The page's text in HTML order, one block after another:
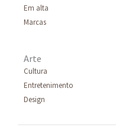
Em alta
Marcas
Arte
Cultura
Entretenimento
Design